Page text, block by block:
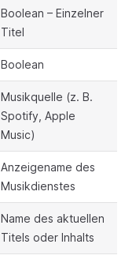
Boolean – Einzelner
Titel
Boolean
Musikquelle (z. B.
Spotify, Apple
Music)
Anzeigename des
Musikdienstes
Name des aktuellen
Titels oder Inhalts